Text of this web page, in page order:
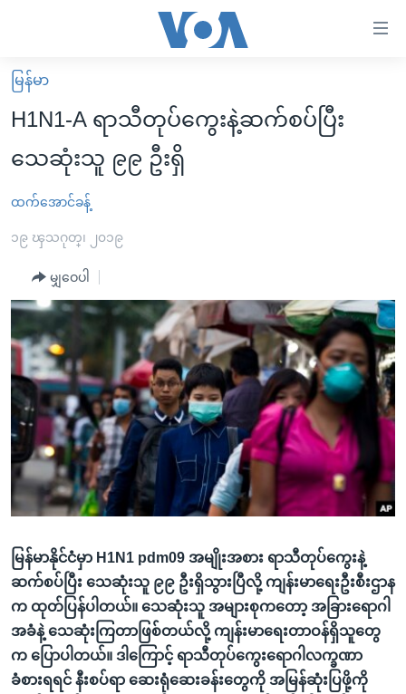
လွယ်ကူ
စေ
များ
ပင်မ
ကျော်
ကြည့်
ရန်
ပင်မ
ညွန်း
စာမျက်နှာ
ကျော်
ရန်
ရှာဖွေ
ရန်
နေရာ
သို့
ကျော်
မူလစာမျက်နှာ
မြန်မာ
ကမ္ဘာ့သတင်းများ
နိုင်ငံတကာ
အစ္စရေး-ပါလက်စတိုင်း
ဗွီဒီယို
အင်္ဂလိပ်စာလေ့လာမယ်
အမေရိကန်သုံးအီဒီယံ
မကြေးမုံရဲ့ အင်္ဂလိပ်စာ
ရုပ်ရှင်ထဲက အင်္ဂလိပ်စာ
သုတပဒေသာ အင်္ဂလိပ်စာ
အပတ်စဉ်ကဏ္ဍများ
ရေဒီယို
တီဗွီ
ရေဒီယိုနှင့်ရုပ်သံ အချက်အလက်များ
ရေဒီယို/တီဗွီအစီအစဉ်
Learning English
ဗွီအိုအေ လူမှုကွန်ယက်များ
ဘာသာစကားများ
မြန်မာ
H1N1-A ရာသီတုပ်ကွေးနဲ့ဆက်စပ်ပြီး
သေဆုံးသူ ၉၉ ဦးရှိ
ထက်အောင်ခန့်
၁၉ ၾသဂုတ္၊ ၂၀၁၉
မျှဝေပါ
မြန်မာနိုင်ငံမှာ H1N1 pdm09 အမျိုးအစား ရာသီတုပ်ကွေးနဲ့
ဆက်စပ်ပြီး သေဆုံးသူ ၉၉ ဦးရှိသွားပြီလို့ ကျန်းမာရေးဦးစီးဌာန
က ထုတ်ပြန်ပါတယ်။ သေဆုံးသူ အများစုကတော့ အခြားရောဂါ
အခံနဲ့ သေဆုံးကြတာဖြစ်တယ်လို့ ကျန်းမာရေးတာဝန်ရှိသူတွေ
က ပြောပါတယ်။ ဒါကြောင့် ရာသီတုပ်ကွေးရောဂါလက္ခဏာ
ခံစားရရင် နီးစပ်ရာ ဆေးရုံဆေးခန်းတွေကို အမြန်ဆုံးပြဖို့ကို